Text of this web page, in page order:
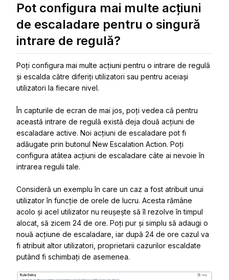
Pot configura mai multe acțiuni
de escaladare pentru o singură
intrare de regulă?
Poți configura mai multe acțiuni pentru o intrare de regulă
și escalda către diferiți utilizatori sau pentru aceiași
utilizatori la fiecare nivel.
În capturile de ecran de mai jos, poți vedea că pentru
această intrare de regulă există deja două acțiuni de
escaladare active. Noi acțiuni de escaladare pot fi
adăugate prin butonul New Escalation Action. Poți
configura atâtea acțiuni de escaladare câte ai nevoie în
intrarea regulii tale.
Consideră un exemplu în care un caz a fost atribuit unui
utilizator în funcție de orele de lucru. Acesta rămâne
acolo și acel utilizator nu reușește să îl rezolve în timpul
alocat, să zicem 24 de ore. Poți pur și simplu să adaugi o
nouă acțiune de escaladare, iar după 24 de ore cazul va
fi atribuit altor utilizatori, proprietarii cazurilor escaldate
putând fi schimbați de asemenea.